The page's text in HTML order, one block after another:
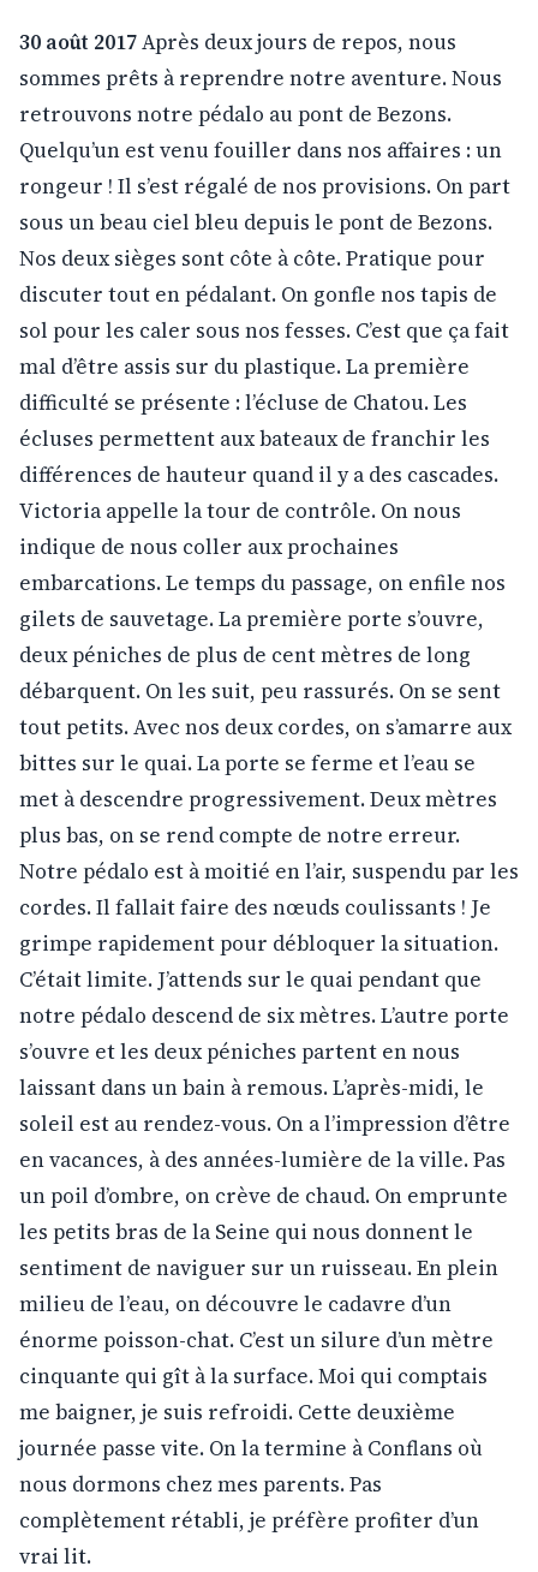
30 août 2017Après deux jours de repos, nous
sommes prêts à reprendre notre aventure. Nous
retrouvons notre pédalo au pont de Bezons.
Quelqu’un est venu fouiller dans nos affaires : un
rongeur ! Il s’est régalé de nos provisions. On part
sous un beau ciel bleu depuis le pont de Bezons.
Nos deux sièges sont côte à côte. Pratique pour
discuter tout en pédalant. On gonfle nos tapis de
sol pour les caler sous nos fesses. C’est que ça fait
mal d’être assis sur du plastique. La première
difficulté se présente : l’écluse de Chatou. Les
écluses permettent aux bateaux de franchir les
différences de hauteur quand il y a des cascades.
Victoria appelle la tour de contrôle. On nous
indique de nous coller aux prochaines
embarcations. Le temps du passage, on enfile nos
gilets de sauvetage. La première porte s’ouvre,
deux péniches de plus de cent mètres de long
débarquent. On les suit, peu rassurés. On se sent
tout petits. Avec nos deux cordes, on s’amarre aux
bittes sur le quai. La porte se ferme et l’eau se
met à descendre progressivement. Deux mètres
plus bas, on se rend compte de notre erreur.
Notre pédalo est à moitié en l’air, suspendu par les
cordes. Il fallait faire des nœuds coulissants ! Je
grimpe rapidement pour débloquer la situation.
C’était limite. J’attends sur le quai pendant que
notre pédalo descend de six mètres. L’autre porte
s’ouvre et les deux péniches partent en nous
laissant dans un bain à remous. L’après-midi, le
soleil est au rendez-vous. On a l’impression d’être
en vacances, à des années-lumière de la ville. Pas
un poil d’ombre, on crève de chaud. On emprunte
les petits bras de la Seine qui nous donnent le
sentiment de naviguer sur un ruisseau. En plein
milieu de l’eau, on découvre le cadavre d’un
énorme poisson-chat. C’est un silure d’un mètre
cinquante qui gît à la surface. Moi qui comptais
me baigner, je suis refroidi. Cette deuxième
journée passe vite. On la termine à Conflans où
nous dormons chez mes parents. Pas
complètement rétabli, je préfère profiter d’un
vrai lit.